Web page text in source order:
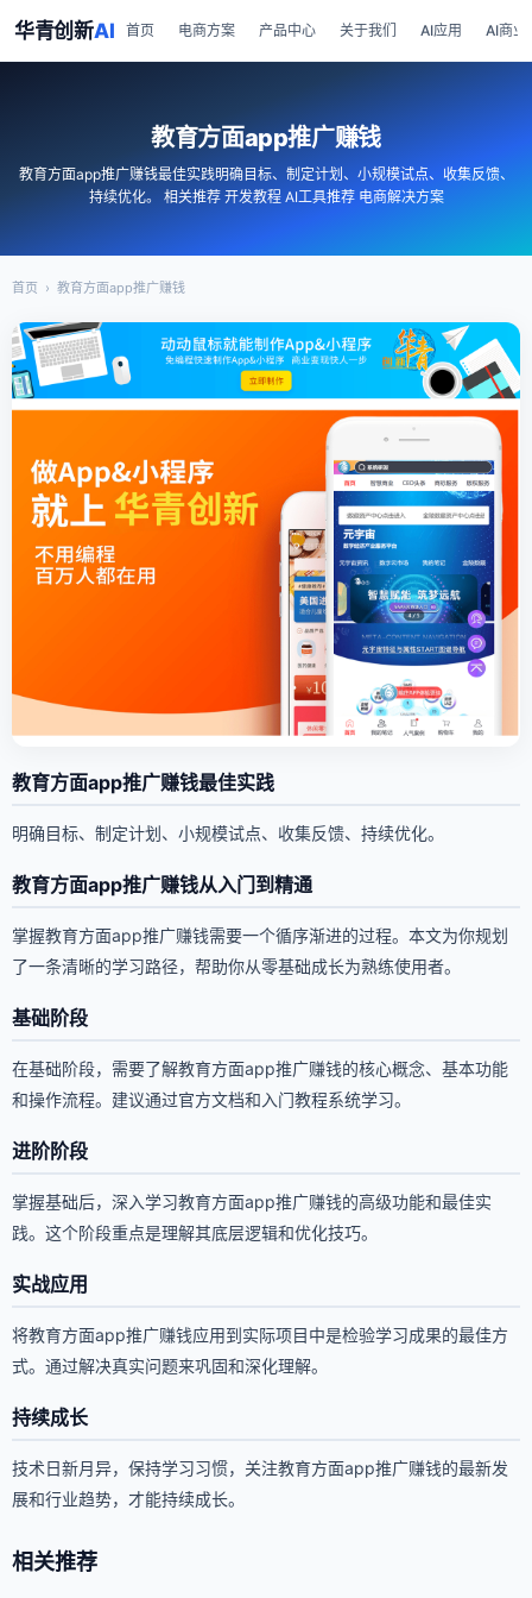
华青创新AI 首页 电商方案 产品中心 关于我们 AI应用 AI商业
教育方面app推广赚钱
教育方面app推广赚钱最佳实践明确目标、制定计划、小规模试点、收集反馈、
持续优化。 相关推荐 开发教程 AI工具推荐 电商解决方案
首页 › 教育方面app推广赚钱
教育方面app推广赚钱最佳实践
明确目标、制定计划、小规模试点、收集反馈、持续优化。
教育方面app推广赚钱从入门到精通
掌握教育方面app推广赚钱需要一个循序渐进的过程。本文为你规划
了一条清晰的学习路径，帮助你从零基础成长为熟练使用者。
基础阶段
在基础阶段，需要了解教育方面app推广赚钱的核心概念、基本功能
和操作流程。建议通过官方文档和入门教程系统学习。
进阶阶段
掌握基础后，深入学习教育方面app推广赚钱的高级功能和最佳实
践。这个阶段重点是理解其底层逻辑和优化技巧。
实战应用
将教育方面app推广赚钱应用到实际项目中是检验学习成果的最佳方
式。通过解决真实问题来巩固和深化理解。
持续成长
技术日新月异，保持学习习惯，关注教育方面app推广赚钱的最新发
展和行业趋势，才能持续成长。
相关推荐